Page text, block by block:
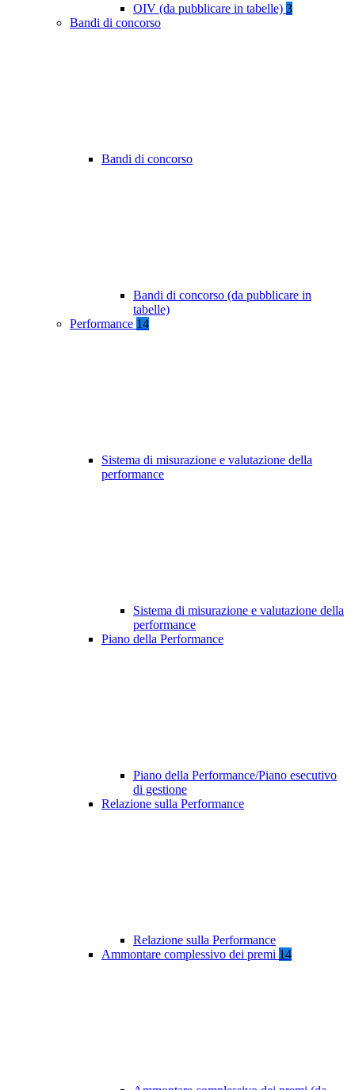
OIV (da pubblicare in tabelle) 3
Bandi di concorso
Bandi di concorso
Bandi di concorso (da pubblicare in
tabelle)
Performance 14
Sistema di misurazione e valutazione della
performance
Sistema di misurazione e valutazione della
performance
Piano della Performance
Piano della Performance/Piano esecutivo
di gestione
Relazione sulla Performance
Relazione sulla Performance
Ammontare complessivo dei premi 14